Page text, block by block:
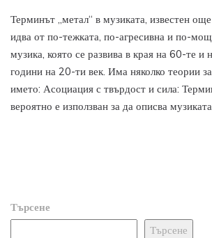
Терминът „метал“ в музиката, известен още
идва от по-тежката, по-агресивна и по-
музика, която се развива в края на 60-те и
години на 20-ти век. Има няколко теории
името: Асоциация с твърдост и сила:
вероятно е използван за да описва
Търсене
Търсене